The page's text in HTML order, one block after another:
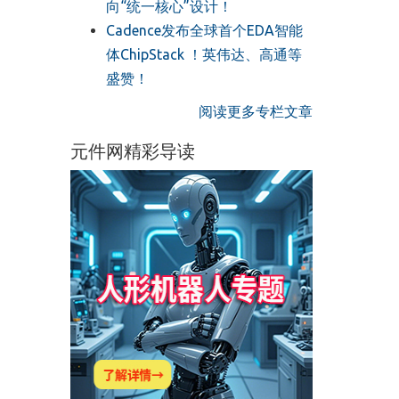
向“统一核心”设计！
Cadence发布全球首个EDA智能
体ChipStack ！英伟达、高通等
盛赞！
阅读更多专栏文章
元件网精彩导读